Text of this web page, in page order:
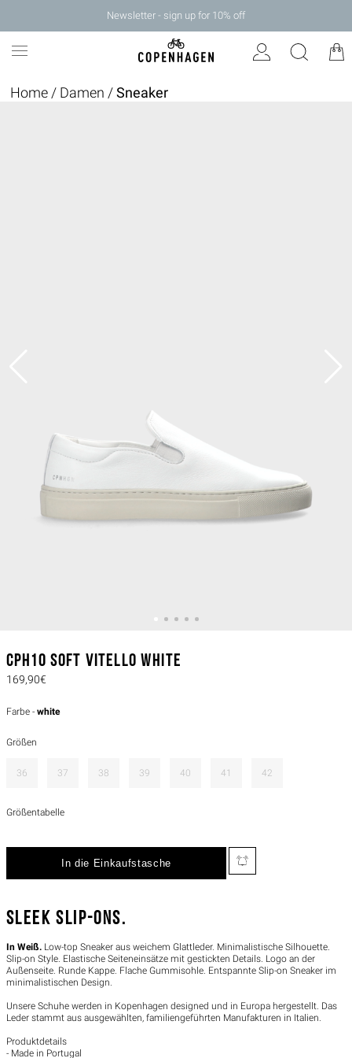
Newsletter - sign up for 10% off
Home / Damen /Sneaker
CPH10 soft vitello white
169,90€
Farbe - white
Größen
36 37 38 39 40 41 42
Größentabelle
SLEEK SLIP-ONS.
In Weiß. Low-top Sneaker aus weichem Glattleder. Minimalistische Silhouette.
Slip-on Style. Elastische Seiteneinsätze mit gestickten Details. Logo an der
Außenseite. Runde Kappe. Flache Gummisohle. Entspannte Slip-on Sneaker im
minimalistischen Design.
Unsere Schuhe werden in Kopenhagen designed und in Europa hergestellt. Das
Leder stammt aus ausgewählten, familiengeführten Manufakturen in Italien.
Produktdetails
- Made in Portugal